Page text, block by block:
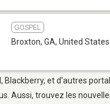
GOSPEL
Broxton, GA, United States
et d'autres
Aussi, trouvez les